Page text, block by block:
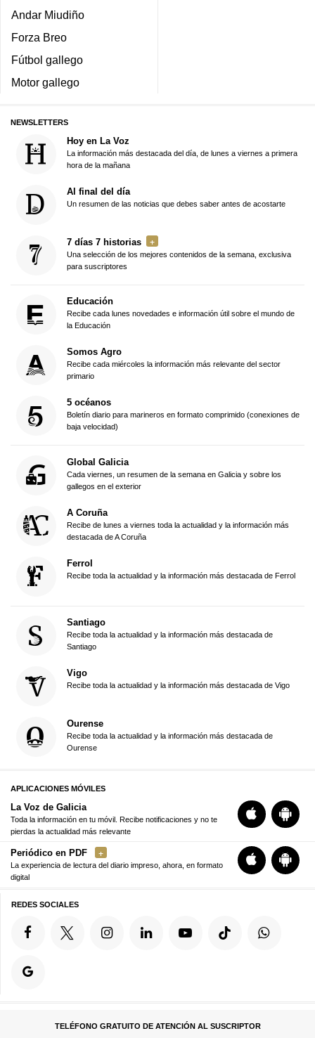
Andar Miudiño
Forza Breo
Fútbol gallego
Motor gallego
NEWSLETTERS
Hoy en La Voz
La información más destacada del día, de lunes a viernes a primera
hora de la mañana
Al final del día
Un resumen de las noticias que debes saber antes de acostarte
7 días 7 historias
Una selección de los mejores contenidos de la semana, exclusiva
para suscriptores
Educación
Recibe cada lunes novedades e información útil sobre el mundo de
la Educación
Somos Agro
Recibe cada miércoles la información más relevante del sector
primario
5 océanos
Boletín diario para marineros en formato comprimido (conexiones de
baja velocidad)
Global Galicia
Cada viernes, un resumen de la semana en Galicia y sobre los
gallegos en el exterior
A Coruña
Recibe de lunes a viernes toda la actualidad y la información más
destacada de A Coruña
Ferrol
Recibe toda la actualidad y la información más destacada de Ferrol
Santiago
Recibe toda la actualidad y la información más destacada de
Santiago
Vigo
Recibe toda la actualidad y la información más destacada de Vigo
Ourense
Recibe toda la actualidad y la información más destacada de
Ourense
APLICACIONES MÓVILES
La Voz de Galicia
Toda la información en tu móvil. Recibe notificaciones y no te
pierdas la actualidad más relevante
Periódico en PDF
La experiencia de lectura del diario impreso, ahora, en formato
digital
REDES SOCIALES
TELÉFONO GRATUITO DE ATENCIÓN AL SUSCRIPTOR